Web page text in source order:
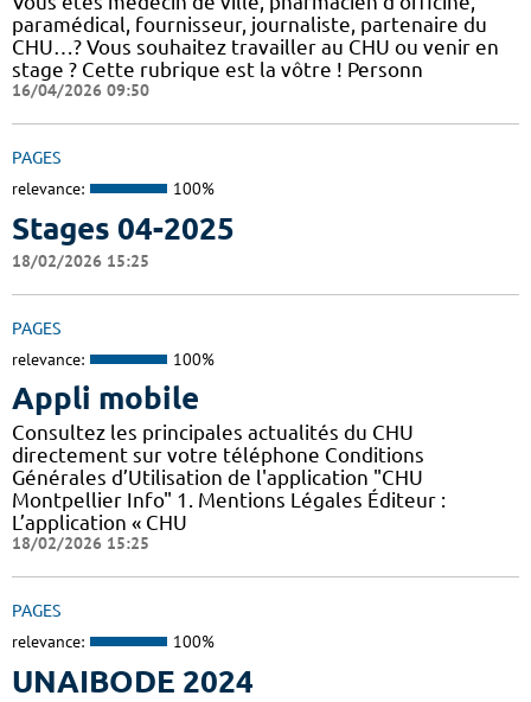
paramédical, fournisseur, journaliste, partenaire du
CHU…? Vous souhaitez travailler au CHU ou venir en
stage ? Cette rubrique est la vôtre ! Personn
16/04/2026 09:50
PAGES
relevance: 100%
Stages 04-2025
18/02/2026 15:25
PAGES
relevance: 100%
Appli mobile
Consultez les principales actualités du CHU
directement sur votre téléphone Conditions
Générales d’Utilisation de l'application "CHU
Montpellier Info" 1. Mentions Légales Éditeur :
L’application « CHU
18/02/2026 15:25
PAGES
relevance: 100%
UNAIBODE 2024